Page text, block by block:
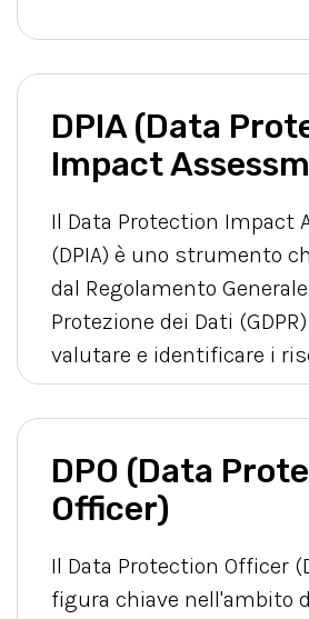
DPIA (Data
Impact
Il Data Protection Impact
(DPIA) è uno strumento
dal Regolamento
Protezione dei Dati
valutare e identificare i
DPO (Data
Officer)
Il Data Protection Officer
figura chiave nell'ambito